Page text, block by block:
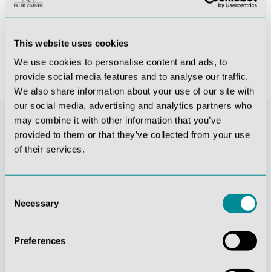
This website uses cookies
We use cookies to personalise content and ads, to
provide social media features and to analyse our traffic.
We also share information about your use of our site with
our social media, advertising and analytics partners who
may combine it with other information that you’ve
provided to them or that they’ve collected from your use
of their services.
Selection
Necessary
PreferencesStetige
Verantwortung